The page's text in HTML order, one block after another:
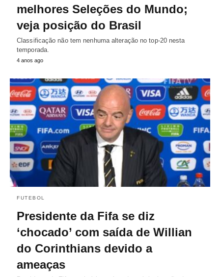
melhores Seleções do Mundo;
veja posição do Brasil
Classificação não tem nenhuma alteração no top-20 nesta
temporada.
4 anos ago
FUTEBOL
Presidente da Fifa se diz
‘chocado’ com saída de Willian
do Corinthians devido a
ameaças